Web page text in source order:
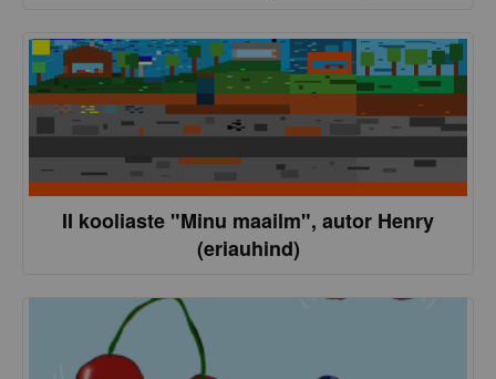
II kooliaste "Minu maailm", autor Henry
(eriauhind)